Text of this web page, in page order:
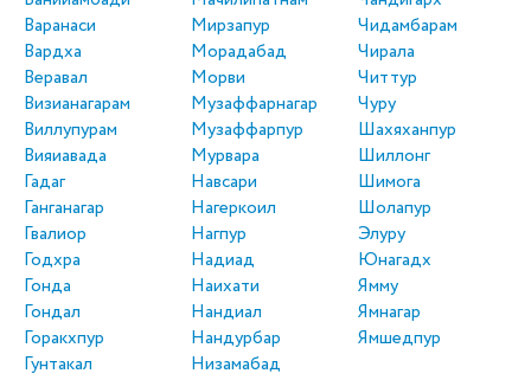
Варанаси
Вардха
Веравал
Визианагарам
Виллупурам
Вияиавада
Гадаг
Ганганагар
Гвалиор
Годхра
Гонда
Гондал
Горакхпур
Гунтакал
Мирзапур
Морадабад
Морви
Музаффарнагар
Музаффарпур
Мурвара
Навсари
Нагеркоил
Нагпур
Надиад
Наихати
Нандиал
Нандурбар
Низамабад
Чидамбарам
Чирала
Читтур
Чуру
Шахяханпур
Шиллонг
Шимога
Шолапур
Элуру
Юнагадх
Ямму
Ямнагар
Ямшедпур